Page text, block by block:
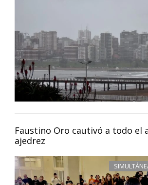
Faustino Oro cautivó a todo el
ajedrez